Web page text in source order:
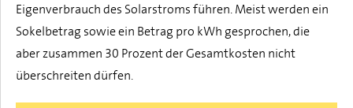
Eigenverbrauch des Solarstroms führen. Meist werden ein
Sokelbetrag sowie ein Betrag pro kWh gesprochen, die
aber zusammen 30 Prozent der Gesamtkosten nicht
überschreiten dürfen.